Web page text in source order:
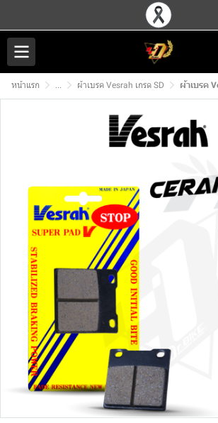
หน้าแรก ... ผ้าเบรค Vesrah เกรด SD ผ้าเบรค